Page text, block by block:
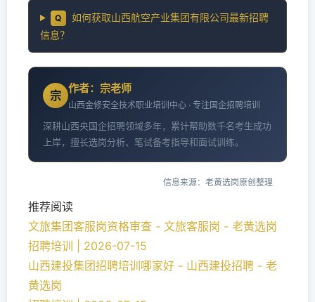
Q
如何获取山西航空产业集团有限公司最新招聘
信息？
宗
作者：宗老师
山西金修安全技术职业培训中心 · 专注国企招聘培训
深耕山西央国企招聘领域多年，累计帮助数千名考生成功
上岸，擅长选岗分析、笔试备考指导和面试训练。
信息来源：老黄选岗原创整理
推荐阅读
文旅集团客服岗资格审查 - 文旅客服岗 - 老黄选岗
招聘培训 | 2026-07-15
山西建投集团招聘培训哪家好 - 山西建投招聘 - 老
黄选岗